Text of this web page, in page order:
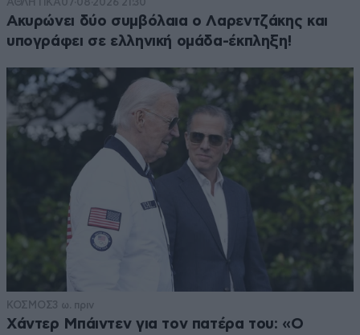
Ακυρώνει δύο συμβόλαια ο Λαρεντζάκης και
υπογράφει σε ελληνική ομάδα-έκπληξη!
ΚΟΣΜΟΣ3 ω. πριν
Χάντερ Μπάιντεν για τον πατέρα του: «Ο